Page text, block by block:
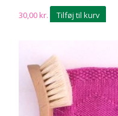
30,00 kr. Tilføj til kurv